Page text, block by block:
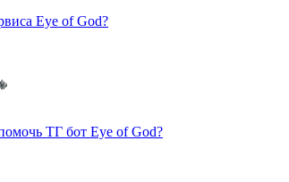
Eye of God?
ТГ бот Eye of God?